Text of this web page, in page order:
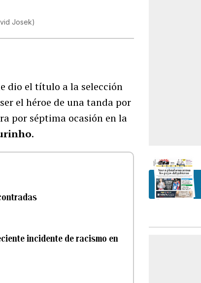
Josek)
dio el título a la selección
el héroe de una tanda por
por séptima ocasión en la
.
incidente de racismo en